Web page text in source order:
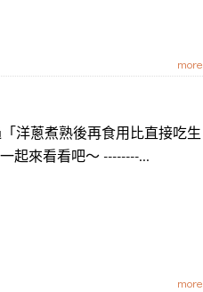
more
洋蔥煮熟後再食用比直接吃生
起來看看吧～ --------...
more